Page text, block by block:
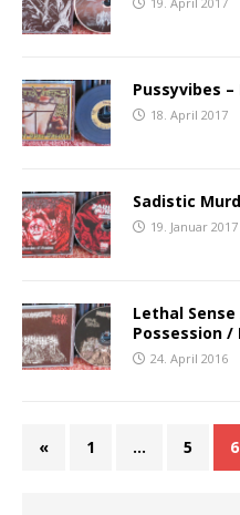
Pussyvibes ‎–
18. April 2017
Sadistic
19. Januar 2017
Lethal
Possession /
24. April 2016
« 1 … 5 6